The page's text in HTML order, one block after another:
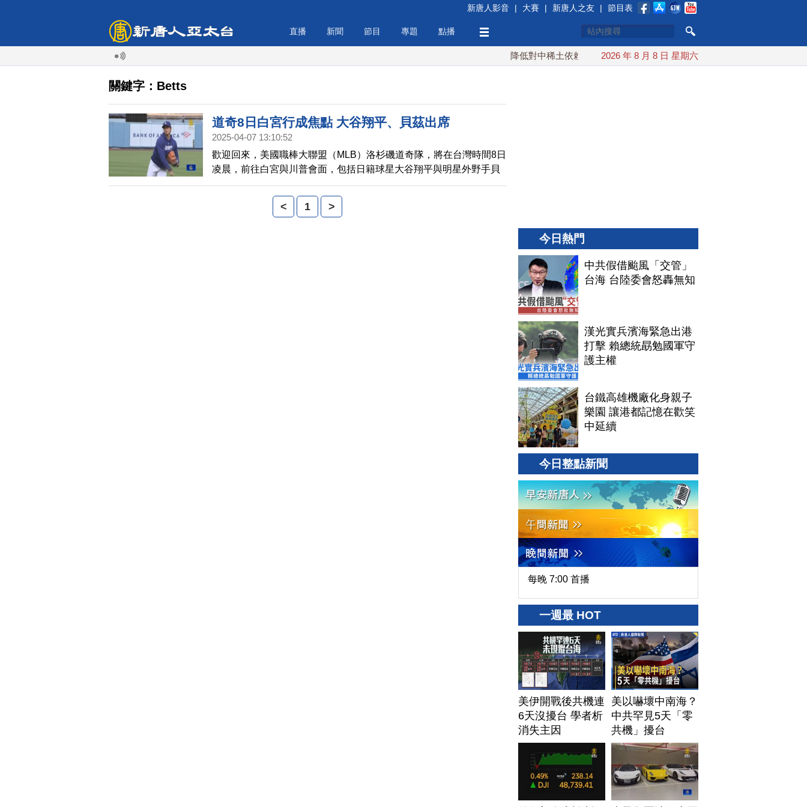
新唐人影音 | 大賽 | 新唐人之友 | 節目表
直播 新聞 節目 專題 點播
降低對中稀土依賴 川普宣布礦業投資20億美元
2026 年 8 月 8 日 星期六
關鍵字：Betts
道奇8日白宮行成焦點 大谷翔平、貝茲出席
2025-04-07 13:10:52
歡迎回來，美國職棒大聯盟（MLB）洛杉磯道奇隊，將在台灣時間8日
凌晨，前往白宮與川普會面，包括日籍球星大谷翔平與明星外野手貝
茲（Mookie Betts）都確定將隨隊出席。這也是大谷翔平加盟道奇
後，首度以冠軍成員身分造訪白宮。而曾在2018年效力紅襪期間婉拒
白宮邀請的貝茲，這次也改變過往態度，親自參加活動。
< 1 >
今日熱門
中共假借颱風「交管」
台海 台陸委會怒轟無知
漢光實兵濱海緊急出港
打擊 賴總統勗勉國軍守
護主權
台鐵高雄機廠化身親子
樂園 讓港都記憶在歡笑
中延續
今日整點新聞
每晚 7:00 首播
一週最 HOT
美伊開戰後共機連
6天沒擾台 學者析
消失主因
美以嚇壞中南海？
中共罕見5天「零
共機」擾台